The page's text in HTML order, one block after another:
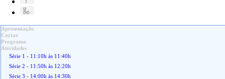
Apresentação
Cartaz
Programa
Atividades
Série 1 - 11:10h às 11:40h
Série 2 - 11:50h às 12:20h
Série 3 - 14:00h às 14:30h